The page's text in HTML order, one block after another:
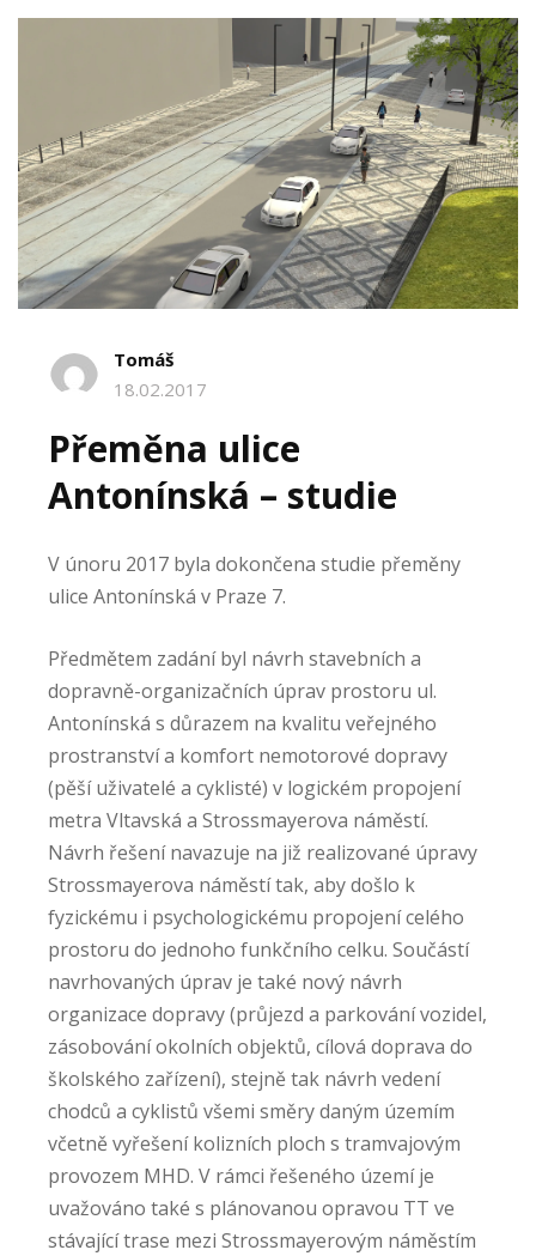
Koupališti
a
Třída
Míru
Tomáš
18.02.2017
Přeměna ulice
Antonínská – studie
V únoru 2017 byla dokončena studie přeměny
ulice Antonínská v Praze 7.
Předmětem zadání byl návrh stavebních a
dopravně-organizačních úprav prostoru ul.
Antonínská s důrazem na kvalitu veřejného
prostranství a komfort nemotorové dopravy
(pěší uživatelé a cyklisté) v logickém propojení
metra Vltavská a Strossmayerova náměstí.
Návrh řešení navazuje na již realizované úpravy
Strossmayerova náměstí tak, aby došlo k
fyzickému i psychologickému propojení celého
prostoru do jednoho funkčního celku. Součástí
navrhovaných úprav je také nový návrh
organizace dopravy (průjezd a parkování vozidel,
zásobování okolních objektů, cílová doprava do
školského zařízení), stejně tak návrh vedení
chodců a cyklistů všemi směry daným územím
včetně vyřešení kolizních ploch s tramvajovým
provozem MHD. V rámci řešeného území je
uvažováno také s plánovanou opravou TT ve
stávající trase mezi Strossmayerovým náměstím